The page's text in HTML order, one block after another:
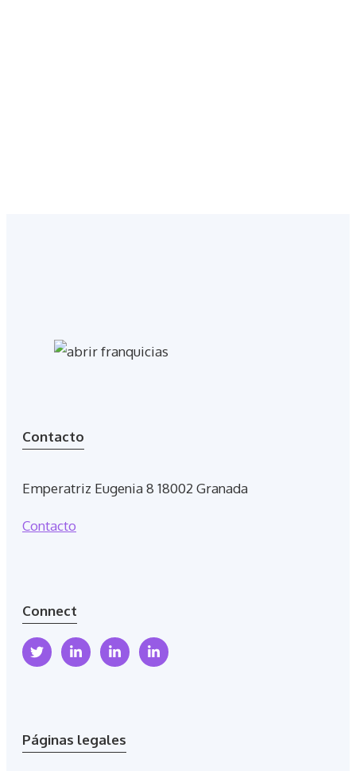
Contacto
Emperatriz Eugenia 8 18002 Granada
Contacto
Connect
Páginas legales